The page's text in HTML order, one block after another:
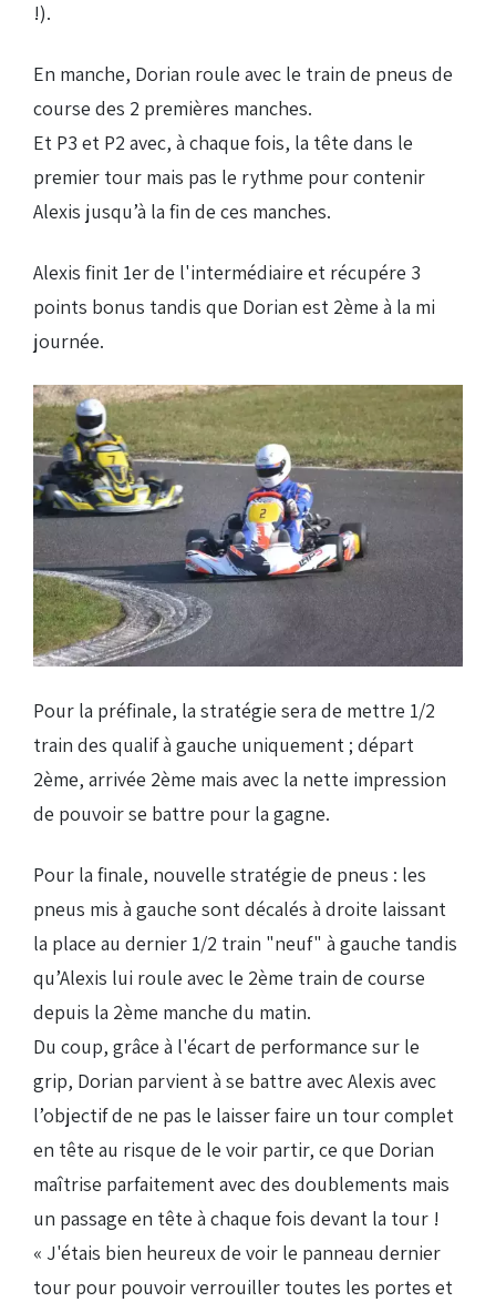
!).
En manche, Dorian roule avec le train de pneus de
course des 2 premières manches.
Et P3 et P2 avec, à chaque fois, la tête dans le
premier tour mais pas le rythme pour contenir
Alexis jusqu’à la fin de ces manches.
Alexis finit 1er de l'intermédiaire et récupére 3
points bonus tandis que Dorian est 2ème à la mi
journée.
Pour la préfinale, la stratégie sera de mettre 1/2
train des qualif à gauche uniquement ; départ
2ème, arrivée 2ème mais avec la nette impression
de pouvoir se battre pour la gagne.
Pour la finale, nouvelle stratégie de pneus : les
pneus mis à gauche sont décalés à droite laissant
la place au dernier 1/2 train "neuf" à gauche tandis
qu’Alexis lui roule avec le 2ème train de course
depuis la 2ème manche du matin.
Du coup, grâce à l'écart de performance sur le
grip, Dorian parvient à se battre avec Alexis avec
l’objectif de ne pas le laisser faire un tour complet
en tête au risque de le voir partir, ce que Dorian
maîtrise parfaitement avec des doublements mais
un passage en tête à chaque fois devant la tour !
« J'étais bien heureux de voir le panneau dernier
tour pour pouvoir verrouiller toutes les portes et